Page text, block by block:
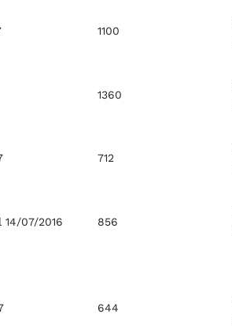
1100
1360
712
14/07/2016 856
644